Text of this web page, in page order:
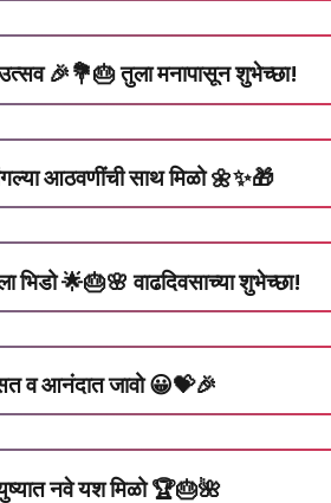
🎉💐🎂 तुला मनापासून शुभेच्छा!
आठवणींची साथ मिळो 🌼✨🎁
🌟🎂🌸 वाढदिवसाच्या शुभेच्छा!
व आनंदात जावो 😀💝🎉
नवे यश मिळो 🏆🎂🌺